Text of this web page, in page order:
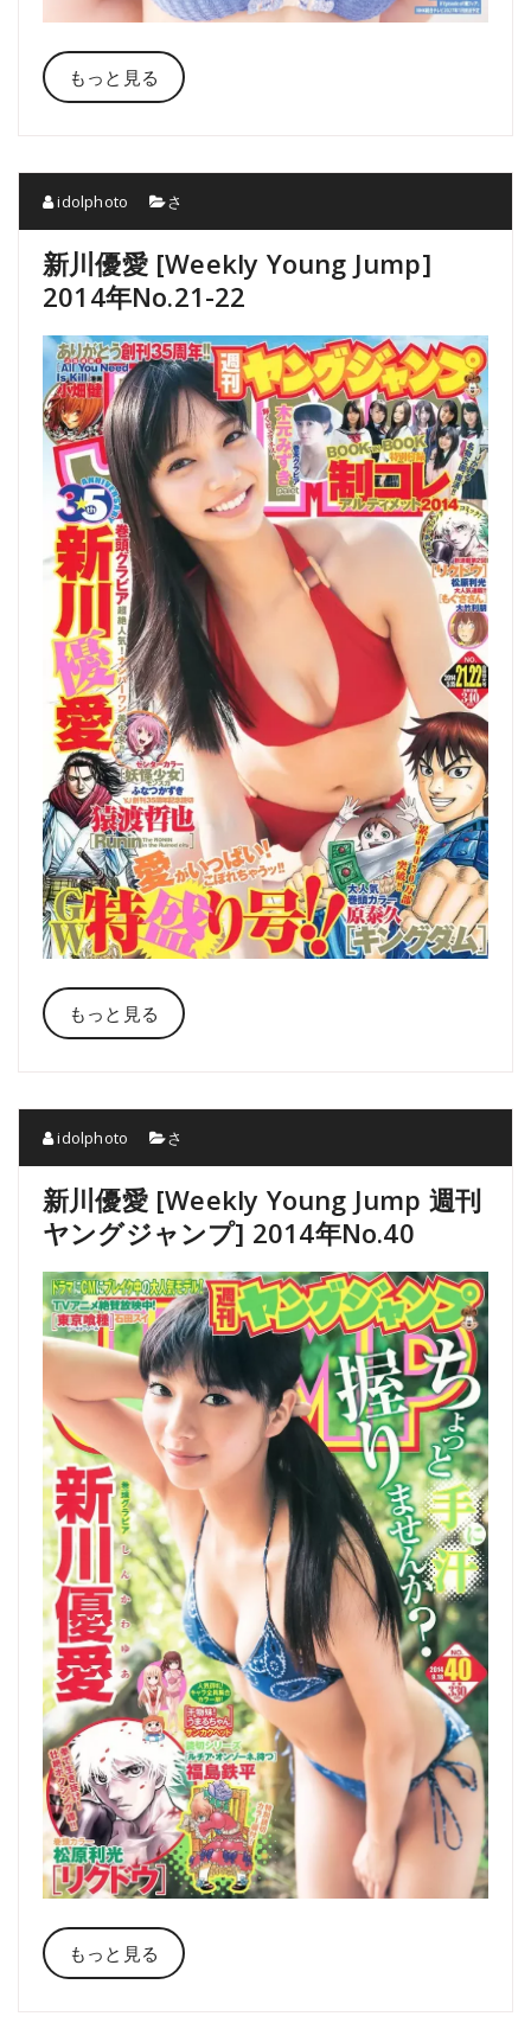
もっと見る
idolphoto さ
新川優愛 [Weekly Young Jump]
2014年No.21-22
もっと見る
idolphoto さ
新川優愛 [Weekly Young Jump 週刊
ヤングジャンプ] 2014年No.40
もっと見る